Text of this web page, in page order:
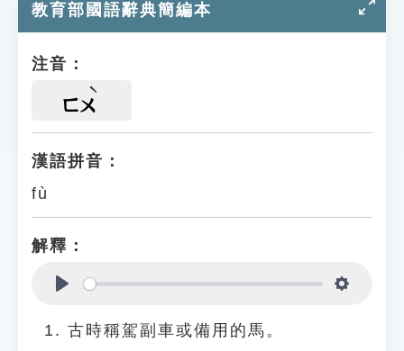
教育部國語辭典簡編本
注音：
ㄈㄨ
漢語拼音：
fù
解釋：
古時稱駕副車或備用的馬。